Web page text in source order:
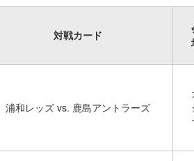
対戦カード
浦和レッズ vs. 鹿島アントラーズ